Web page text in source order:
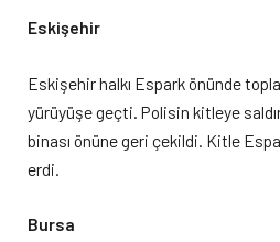
Eskişehir
Eskişehir halkı Espark önünde
yürüyüşe geçti. Polisin kitleye
binası önüne geri çekildi. Kitle
erdi.
Bursa